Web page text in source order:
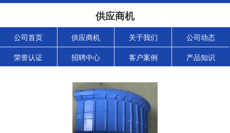
供应商机
公司首页 供应商机 关于我们 公司动态
荣誉认证 招聘中心 客户案例 产品知识